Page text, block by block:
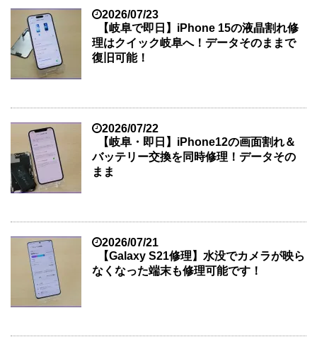
2026/07/23
【岐阜で即日】iPhone 15の液晶割れ修
理はクイック岐阜へ！データそのままで
復旧可能！
2026/07/22
【岐阜・即日】iPhone12の画面割れ＆
バッテリー交換を同時修理！データその
まま
2026/07/21
【Galaxy S21修理】水没でカメラが映ら
なくなった端末も修理可能です！